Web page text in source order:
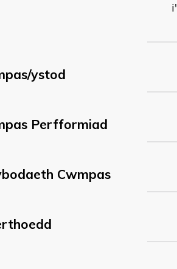
ystod
Perfformiad
Cwmpas